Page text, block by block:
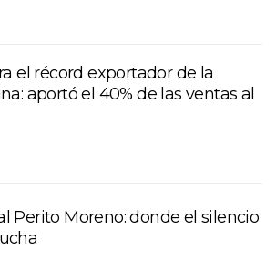
el récord exportador de la
aportó el 40% de las ventas al
Perito Moreno: donde el silencio